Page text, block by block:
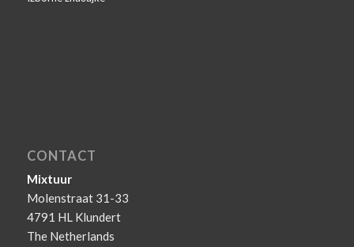
CONTACT
Mixtuur
Molenstraat 31-33
4791 HL Klundert
The Netherlands